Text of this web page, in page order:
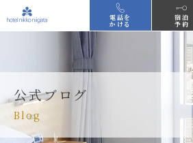
電話を
かける
宿泊
予約
公式ブログ
Blog